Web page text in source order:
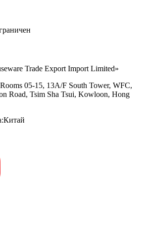
Trade Export Import Limited»
Rooms 05-15, 13A/F South Tower, WFC,
Road, Tsim Sha Tsui, Kowloon, Hong
Китай